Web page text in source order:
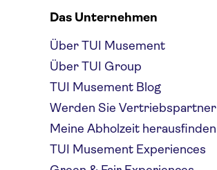
Das Unternehmen
Über TUI Musement
Über TUI Group
TUI Musement Blog
Werden Sie Vertriebspartner
Meine Abholzeit herausfinden
TUI Musement Experiences